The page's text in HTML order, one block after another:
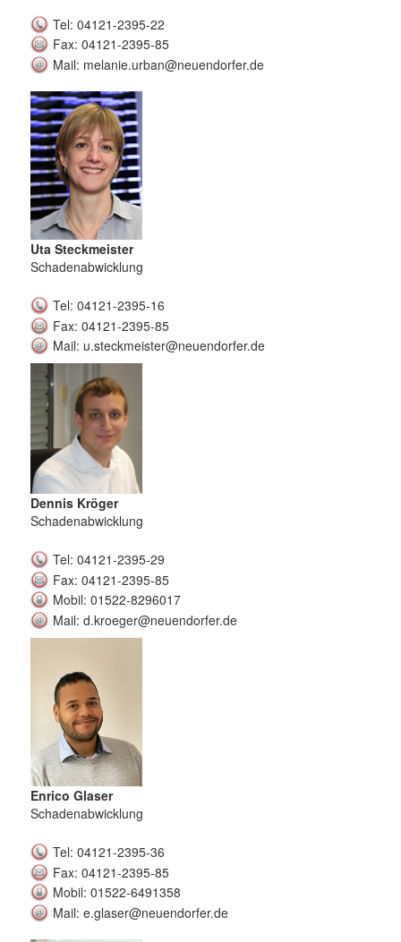
Tel: 04121-2395-22
Fax: 04121-2395-85
Mail: melanie.urban@neuendorfer.de
Uta Steckmeister
Schadenabwicklung
Tel: 04121-2395-16
Fax: 04121-2395-85
Mail: u.steckmeister@neuendorfer.de
Dennis Kröger
Schadenabwicklung
Tel: 04121-2395-29
Fax: 04121-2395-85
Mobil: 01522-8296017
Mail: d.kroeger@neuendorfer.de
Enrico Glaser
Schadenabwicklung
Tel: 04121-2395-36
Fax: 04121-2395-85
Mobil: 01522-6491358
Mail: e.glaser@neuendorfer.de